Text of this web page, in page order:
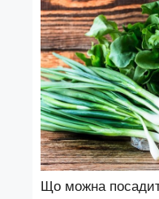
Що можна